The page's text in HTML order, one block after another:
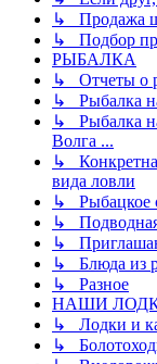
↳ Продажа
↳ Подбор
РЫБАЛКА
↳ Отчеты о
↳ Рыбалка
↳ Рыбалка
Волга ...
↳
вида ловли
↳ Рыбацкое
↳ Подводная
↳
↳ Блюда из
↳ Разное
НАШИ
↳ Лодки и
↳